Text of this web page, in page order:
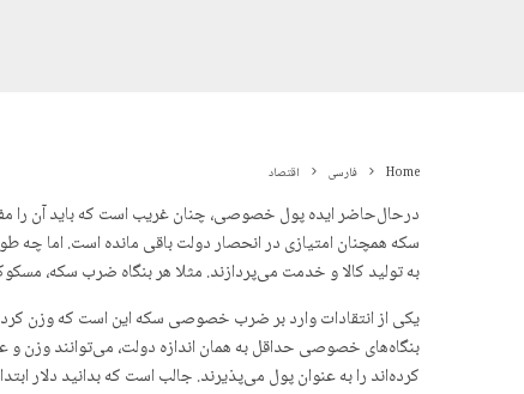
Home فارسی اقتصاد
در‌حال‌حاضر ایده پول خصوصی، چنان غریب است که باید آن را
سکه همچنان امتیازی در انحصار دولت باقی مانده است.
به تولید کالا و خدمت می‌پردازند. مثلا هر بنگاه ضرب سکه،
یکی از انتقادات وارد بر ضرب خصوصی سکه این است که وزن
بنگاه‌های خصوصی حداقل به همان اندازه دولت، می‌توانند وزن
کرده‌اند را به عنوان پول می‌پذیرند. جالب است که بدانید